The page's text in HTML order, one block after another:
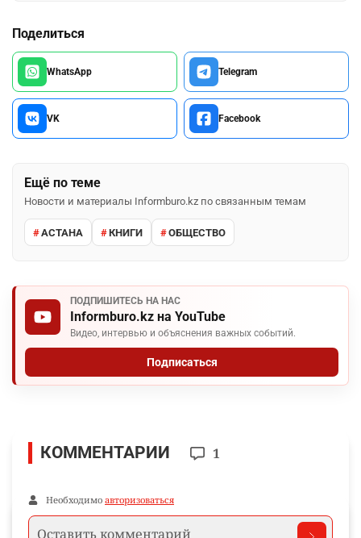
Поделиться
WhatsApp Telegram
VK Facebook
Ещё по теме
Новости и материалы Informburo.kz по связанным темам
АСТАНА КНИГИ ОБЩЕСТВО
ПОДПИШИТЕСЬ НА НАС
Informburo.kz на YouTube
Видео, интервью и объяснения важных событий.
Подписаться
КОММЕНТАРИИ 1
Необходимо авторизоваться